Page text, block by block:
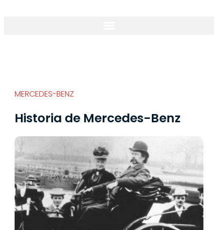
MERCEDES-BENZ
Historia de Mercedes-Benz